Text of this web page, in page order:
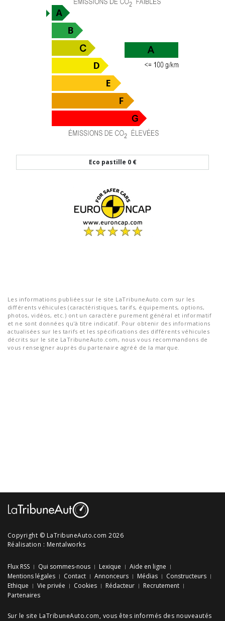
Eco pastille 0 €
Les informations publiées sur le site LaTribuneAuto.com sur les
différents véhicules (caractéristiques, tarifs, équipements, options,
photos, vidéos, etc.) ont un caractère purement général et informatif
et ne sont données qu'à titre indicatif. Pour obtenir des informations
actualisées sur les tarifs et les spécifications des différents véhicules
décrits sur le site LaTribuneAuto.com, nous vous recommandons de
vous renseigner auprès du partenaire agréé de la marque.
Copyright © LaTribuneAuto.com 2026
Réalisation : Mentalworks
Flux RSS Qui sommes-nous Lexique
Aide en ligne
Mentions légales
Contact Annonceurs Médias
Constructeurs
Ethique
Vie privée Cookies Rédacteur
Recrutement
Partenaires
Sur le site LaTribuneAuto.com, vous êtes informés des nouveautés